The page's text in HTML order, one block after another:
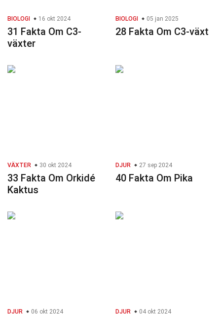
BIOLOGI 16 okt 2024
31 Fakta Om C3-
växter
BIOLOGI 05 jan 2025
28 Fakta Om C3-växt
VÄXTER 30 okt 2024
33 Fakta Om Orkidé
Kaktus
DJUR 27 sep 2024
40 Fakta Om Pika
DJUR 06 okt 2024 DJUR 04 okt 2024